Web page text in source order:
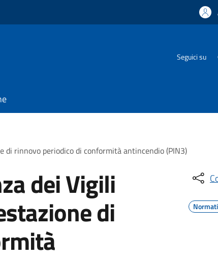
Seguici su
di rinnovo periodico di conformità antincendio (PIN3)
dei Vigili
di